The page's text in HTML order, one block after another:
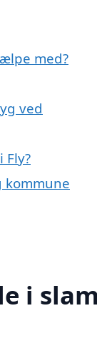
med?
ved
kommune
i